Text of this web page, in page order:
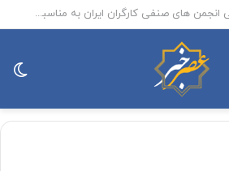
خبر تعطیلی مدرسه ایرانی در کویت به صورت رسمی اعلام نشده است